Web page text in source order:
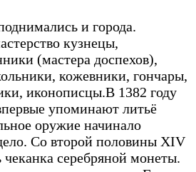
и города.
кузнецы,
(мастера доспехов),
кожевники, гончары,
иконописцы.В 1382 году
упоминают литьё
оружие начинало
Со второй половины XIV
чеканка серебряной монеты.